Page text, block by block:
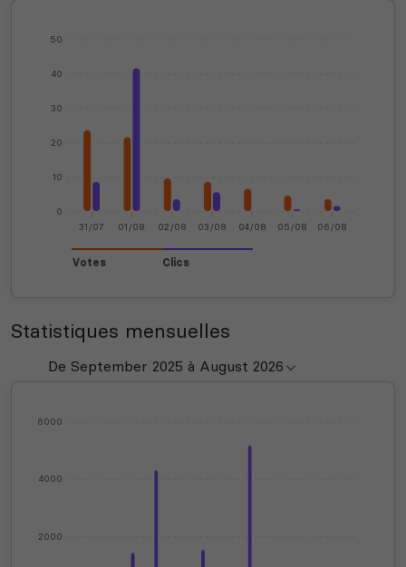
0
10
20
30
40
50
31/07 01/08 02/08 03/08 04/08 05/08 06/08
Votes Clics
Statistiques mensuelles
2000
4000
6000